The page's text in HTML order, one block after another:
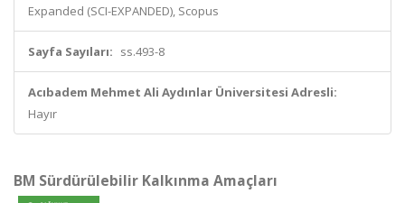
Expanded (SCI-EXPANDED), Scopus
Sayfa Sayıları: ss.493-8
Acıbadem Mehmet Ali Aydınlar Üniversitesi Adresli:
Hayır
BM Sürdürülebilir Kalkınma Amaçları